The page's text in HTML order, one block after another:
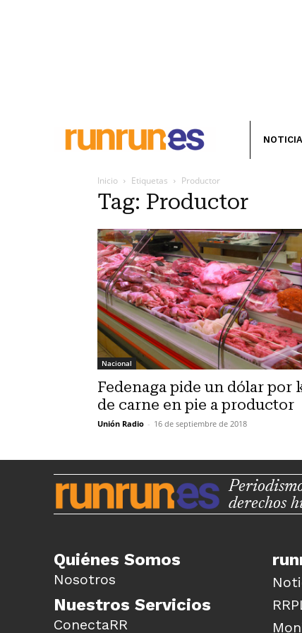
Inicio Etiquetas Productor
Tag: Productor
Nacional
Fedenaga pide un dólar por
de carne en pie a productor
Unión Radio - 16 de septiembre de 2018
derechos
Quiénes Somos
Nosotros
Nuestros Servicios
ConectaRR